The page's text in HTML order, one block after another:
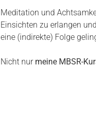
Meditation und
Einsichten zu erlangen
eine (indirekte) Folge
Nicht nur meine MBSR-